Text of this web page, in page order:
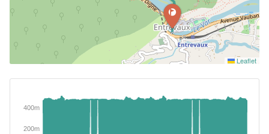
Leaflet